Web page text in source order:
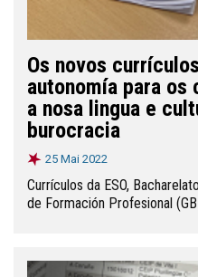
Os novos
autonomía para
a nosa lingua e
burocracia
25 Mai 2022
Currículos da ESO,
de Formación Profesional